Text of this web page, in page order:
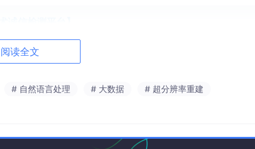
程中的诚信风险识别需求，AiScholar面向个人用户与机构
更早发现风险、更好规范成果、更有效维护学术诚信。
阅读全文
# 自然语言处理 # 大数据 # 超分辨率重建